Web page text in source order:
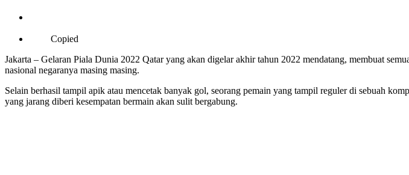
Copied
Jakarta – Gelaran Piala Dunia 2022 Qatar yang akan digelar akhir tahun 2022 mendatang, membuat
nasional negaranya masing masing.
Selain berhasil tampil apik atau mencetak banyak gol, seorang pemain yang tampil reguler di sebuah
yang jarang diberi kesempatan bermain akan sulit bergabung.